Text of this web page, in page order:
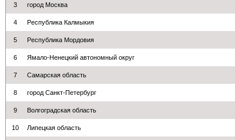
3 город Москва
4 Республика Калмыкия
5 Республика Мордовия
6 Ямало-Ненецкий автономный округ
7 Самарская область
8 город Санкт-Петербург
9 Волгоградская область
10 Липецкая область